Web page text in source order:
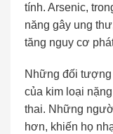
tính. Arsenic,
năng gây ung
tăng nguy cơ
Những đối
của kim loại
thai. Những
hơn, khiến họ